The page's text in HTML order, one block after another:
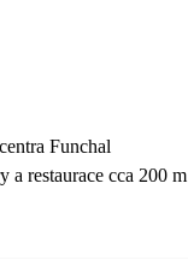
Funchal
a restaurace cca 200 m